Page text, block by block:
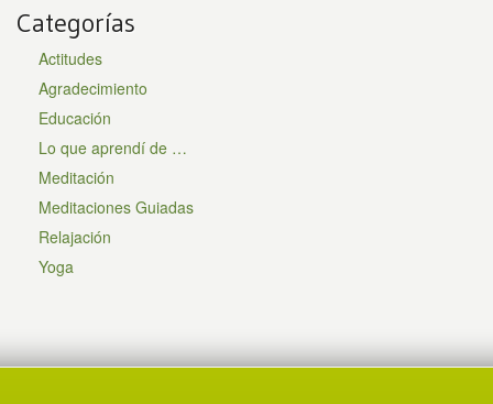
Categorías
Actitudes
Agradecimiento
Educación
Lo que aprendí de …
Meditación
Meditaciones Guiadas
Relajación
Yoga